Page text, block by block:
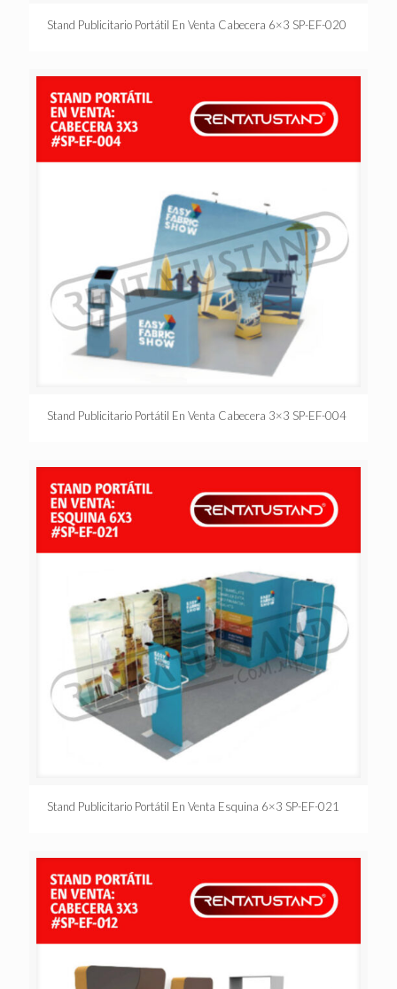
Stand Publicitario Portátil En Venta Cabecera 6×3 SP-EF-020
Stand Publicitario Portátil En Venta Cabecera 3×3 SP-EF-004
Stand Publicitario Portátil En Venta Esquina 6×3 SP-EF-021